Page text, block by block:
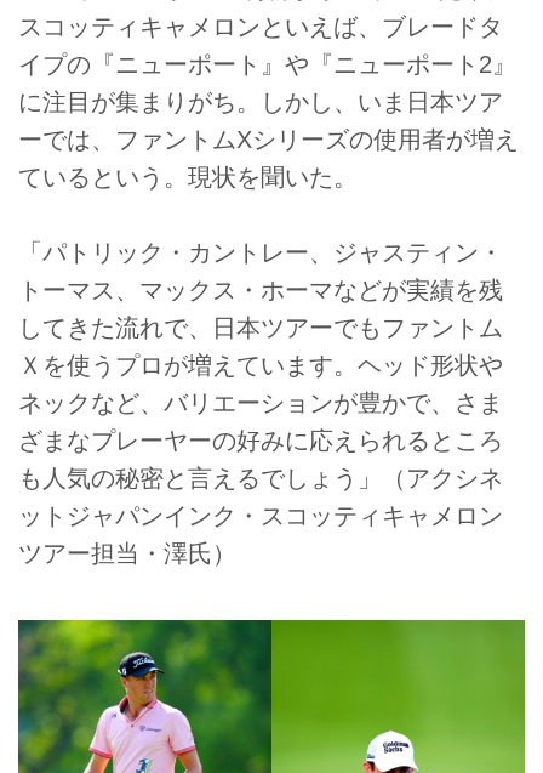
スコッティキャメロンといえば、ブレードタ
イプの『ニューポート』や『ニューポート2』
に注目が集まりがち。しかし、いま日本ツア
ーでは、ファントムXシリーズの使用者が増え
ているという。現状を聞いた。
「パトリック・カントレー、ジャスティン・
トーマス、マックス・ホーマなどが実績を残
してきた流れで、日本ツアーでもファントム
Ｘを使うプロが増えています。ヘッド形状や
ネックなど、バリエーションが豊かで、さま
ざまなプレーヤーの好みに応えられるところ
も人気の秘密と言えるでしょう」（アクシネ
ットジャパンインク・スコッティキャメロン
ツアー担当・澤氏）